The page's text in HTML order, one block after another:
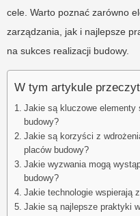
cele. Warto poznać zarówno
zarządzania, jak i najlepsze
na sukces realizacji budowy.
W tym artykule
Jakie są kluczowe elementy
budowy?
Jakie są korzyści z
placów budowy?
Jakie wyzwania mogą
budowy?
Jakie technologie wspierają
Jakie są najlepsze praktyki